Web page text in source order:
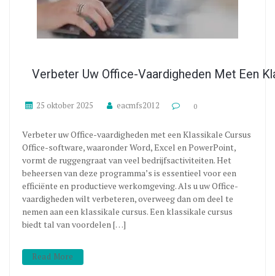
Verbeter Uw Office-Vaardigheden Met Een
25 oktober 2025 eacmfs2012 0
Verbeter uw Office-vaardigheden met een Klassikale Cursus
Office-software, waaronder Word, Excel en PowerPoint,
vormt de ruggengraat van veel bedrijfsactiviteiten. Het
beheersen van deze programma’s is essentieel voor een
efficiënte en productieve werkomgeving. Als u uw Office-
vaardigheden wilt verbeteren, overweeg dan om deel te
nemen aan een klassikale cursus. Een klassikale cursus
biedt tal van voordelen […]
Read More